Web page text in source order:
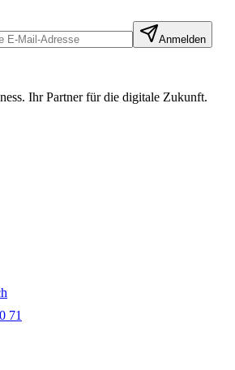
Anmelden
Ihr Partner für die digitale Zukunft.
71